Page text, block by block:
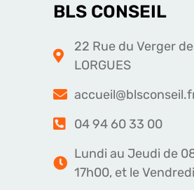
BLS CONSEIL
22 Rue du Verger
LORGUES
04 94 60 33 00
Lundi au Jeudi de
17h00, et le